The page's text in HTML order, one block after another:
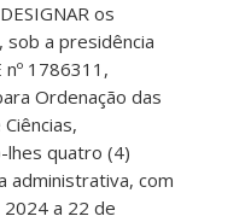
os
a presidência
nº 1786311,
Ordenação das
lhes quatro (4)
administrativa, com
a 22 de